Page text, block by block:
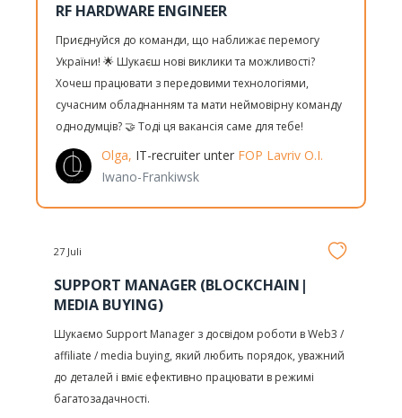
RF HARDWARE ENGINEER
Приєднуйся до команди, що наближає перемогу
України! 🌟 Шукаєш нові виклики та можливості?
Хочеш працювати з передовими технологіями,
сучасним обладнанням та мати неймовірну команду
однодумців? 🤝 Тоді ця вакансія саме для тебе!
Olga, IT-recruiter unter FOP Lavriv O.I.
Iwano-Frankiwsk
27 Juli
SUPPORT MANAGER (BLOCKCHAIN|
MEDIA BUYING)
Шукаємо Support Manager з досвідом роботи в Web3 /
affiliate / media buying, який любить порядок, уважний
до деталей і вміє ефективно працювати в режимі
багатозадачності.